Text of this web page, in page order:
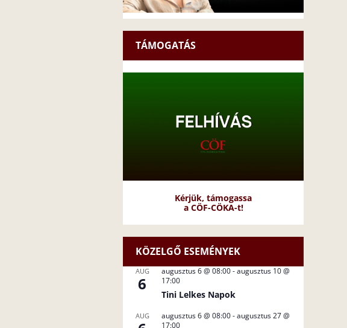
TÁMOGATÁS
Kérjük, támogassa
a CÖF-CÖKA-t!
KÖZELGŐ ESEMÉNYEK
AUG
6
augusztus 6 @ 08:00-augusztus 10 @
17:00
Tini Lelkes Napok
AUG augusztus 6 @ 08:00-augusztus 27 @
17:00